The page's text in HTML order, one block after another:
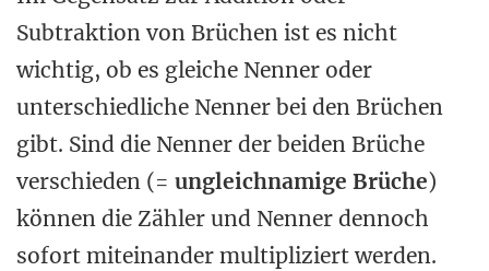
Subtraktion von Brüchen ist es nicht
wichtig, ob es gleiche Nenner oder
unterschiedliche Nenner bei den Brüchen
gibt. Sind die Nenner der beiden Brüche
verschieden (= ungleichnamige Brüche)
können die Zähler und Nenner dennoch
sofort miteinander multipliziert werden.